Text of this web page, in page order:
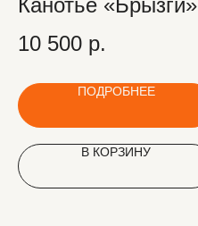
10 500 р.
ПОДРОБНЕЕ
В КОРЗИНУ